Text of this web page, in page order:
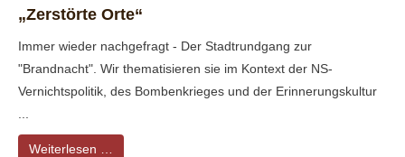
„Zerstörte Orte“
Immer wieder nachgefragt - Der Stadtrundgang zur
"Brandnacht". Wir thematisieren sie im Kontext der NS-
Vernichtspolitik, des Bombenkrieges und der Erinnerungskultur
Weiterlesen …